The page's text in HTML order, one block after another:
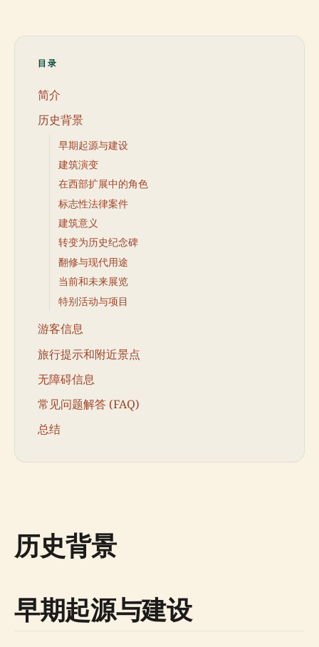
目录
简介
历史背景
早期起源与建设
建筑演变
在西部扩展中的角色
标志性法律案件
建筑意义
转变为历史纪念碑
翻修与现代用途
当前和未来展览
特别活动与项目
游客信息
旅行提示和附近景点
无障碍信息
常见问题解答 (FAQ)
总结
历史背景
早期起源与建设